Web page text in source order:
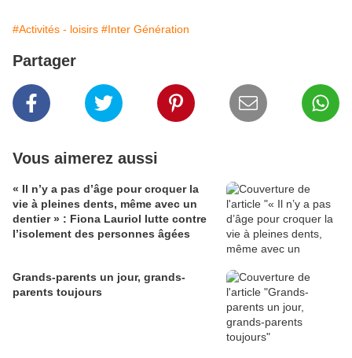
#Activités - loisirs #Inter Génération
Partager
Vous aimerez aussi
« Il n’y a pas d’âge pour croquer la
vie à pleines dents, même avec un
dentier » : Fiona Lauriol lutte contre
l’isolement des personnes âgées
Grands-parents un jour, grands-
parents toujours